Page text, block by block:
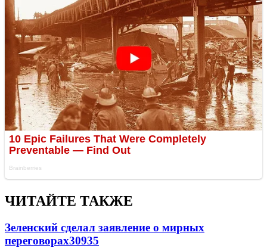
ЧИТАЙТЕ ТАКЖЕ
Зеленский сделал заявление о мирных
переговорах30935